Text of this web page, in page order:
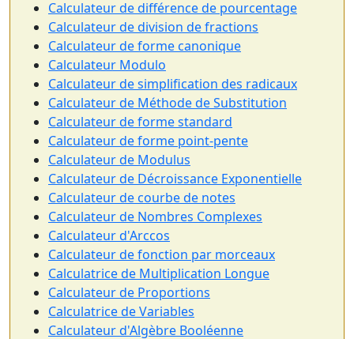
Calculateur de différence de pourcentage
Calculateur de division de fractions
Calculateur de forme canonique
Calculateur Modulo
Calculateur de simplification des radicaux
Calculateur de Méthode de Substitution
Calculateur de forme standard
Calculateur de forme point-pente
Calculateur de Modulus
Calculateur de Décroissance Exponentielle
Calculateur de courbe de notes
Calculateur de Nombres Complexes
Calculateur d'Arccos
Calculateur de fonction par morceaux
Calculatrice de Multiplication Longue
Calculateur de Proportions
Calculatrice de Variables
Calculateur d'Algèbre Booléenne